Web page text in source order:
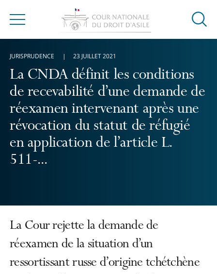
Menu
Ouvrir
La CNDA définit les conditions
de recevabilité d’une demande de
réexamen intervenant après une
révocation du statut de réfugié
en application de l’article L.
511-...
JURISPRUDENCE 23 JUILLET 2021
La Cour rejette la demande de
réexamen de la situation d’un
ressortissant russe d’origine tchétchène